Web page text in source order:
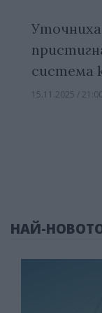
система
15.11.2025 /
НАЙ-